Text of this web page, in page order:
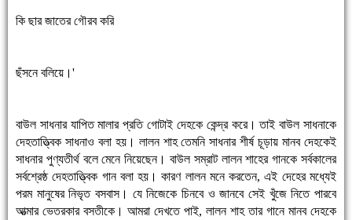
কি ছার জাতের গৌরব করি
ছঁসনে বলিয়ে।'
বাউল সাধনার যাপিত মালার প্রতি গোটাই দেহকে কেন্দ্র করে। তাই বাউল সাধনাকে
দেহতাত্তি্বক সাধনাও বলা হয়। লালন শাহ তেমনি সাধনার শীর্ষ চূড়ায় মানব দেহকেই
সাধনার পুণ্যতীর্থ বলে মেনে নিয়েছেন। বাউল সম্রাট লালন শাহের গানকে সর্বকালের
সর্বশ্রেষ্ঠ দেহতাত্তি্বক গান বলা হয়। কারণ লালন মনে করতেন, এই দেহের মধ্যেই
পরম মানুষের নিভৃত বসবাস। যে নিজেকে চিনবে ও জানবে সেই খুঁজে নিতে পারবে
আত্মার ভেতরকার বসতীকে। আমরা দেখতে পাই, লালন শাহ তার গানে মানব দেহকে